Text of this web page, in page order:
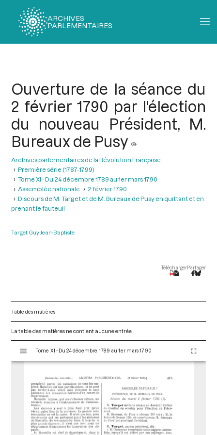
ARCHIVES
PARLEMENTAIRES
Ouverture de la séance du
2 février 1790 par l'élection
du nouveau Président, M.
Bureaux de Pusy
Archives parlementaires de la Révolution Française
Première série (1787-1799)
Tome XI - Du 24 décembre 1789 au 1er mars 1790
Assemblée nationale
2 février 1790
Discours de M. Target et de M. Bureaux de Pusy en quittant et en
prenant le fauteuil
Target Guy Jean-Baptiste
TéléchargerPartager
Table des matières
La table des matières ne contient aucune entrée.
s
Tome XI - Du 24 décembre 1789 au 1er mars 1790